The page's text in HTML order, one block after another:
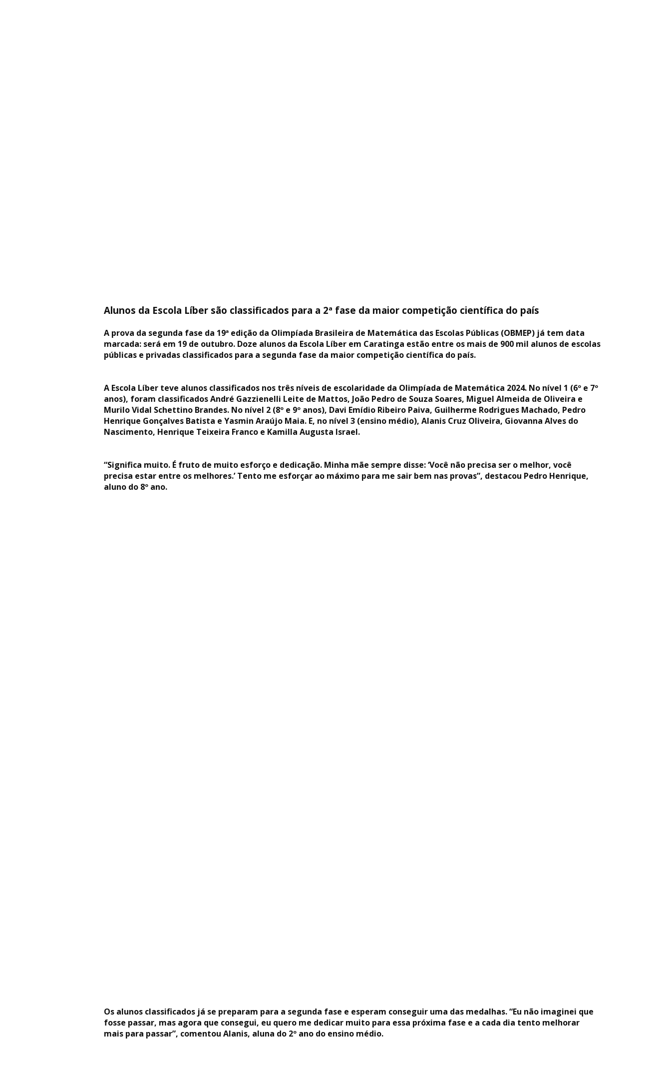
Alunos da Escola Líber são classificados para a 2ª fase da maior competição científica do país
A prova da segunda fase da 19ª edição da Olimpíada Brasileira de Matemática das Escolas Públicas (OBMEP) já tem data
marcada: será em 19 de outubro. Doze alunos da Escola Líber em Caratinga estão entre os mais de 900 mil alunos de escolas
públicas e privadas classificados para a segunda fase da maior competição científica do país.
A Escola Líber teve alunos classificados nos três níveis de escolaridade da Olimpíada de Matemática 2024. No nível 1 (6º e 7º
anos), foram classificados André Gazzienelli Leite de Mattos, João Pedro de Souza Soares, Miguel Almeida de Oliveira e
Murilo Vidal Schettino Brandes. No nível 2 (8º e 9º anos), Davi Emídio Ribeiro Paiva, Guilherme Rodrigues Machado, Pedro
Henrique Gonçalves Batista e Yasmin Araújo Maia. E, no nível 3 (ensino médio), Alanis Cruz Oliveira, Giovanna Alves do
Nascimento, Henrique Teixeira Franco e Kamilla Augusta Israel.
“Significa muito. É fruto de muito esforço e dedicação. Minha mãe sempre disse: ‘Você não precisa ser o melhor, você
precisa estar entre os melhores.’ Tento me esforçar ao máximo para me sair bem nas provas”, destacou Pedro Henrique,
aluno do 8º ano.
Os alunos classificados já se preparam para a segunda fase e esperam conseguir uma das medalhas. “Eu não imaginei que
fosse passar, mas agora que consegui, eu quero me dedicar muito para essa próxima fase e a cada dia tento melhorar
mais para passar”, comentou Alanis, aluna do 2º ano do ensino médio.